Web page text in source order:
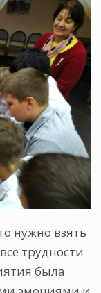
нужно взять
трудности
была